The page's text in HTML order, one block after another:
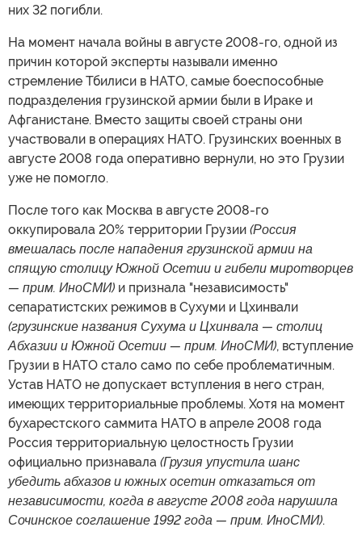
них 32 погибли.
На момент начала войны в августе 2008-го, одной из
причин которой эксперты называли именно
стремление Тбилиси в НАТО, самые боеспособные
подразделения грузинской армии были в Ираке и
Афганистане. Вместо защиты своей страны они
участвовали в операциях НАТО. Грузинских военных в
августе 2008 года оперативно вернули, но это Грузии
уже не помогло.
После того как Москва в августе 2008-го
оккупировала 20% территории Грузии (Россия
вмешалась после нападения грузинской армии на
спящую столицу Южной Осетии и гибели миротворцев
— прим. ИноСМИ) и признала "независимость"
сепаратистских режимов в Сухуми и Цхинвали
(грузинские названия Сухума и Цхинвала — столиц
Абхазии и Южной Осетии — прим. ИноСМИ), вступление
Грузии в НАТО стало само по себе проблематичным.
Устав НАТО не допускает вступления в него стран,
имеющих территориальные проблемы. Хотя на момент
бухарестского саммита НАТО в апреле 2008 года
Россия территориальную целостность Грузии
официально признавала (Грузия упустила шанс
убедить абхазов и южных осетин отказаться от
независимости, когда в августе 2008 года нарушила
Сочинское соглашение 1992 года — прим. ИноСМИ).